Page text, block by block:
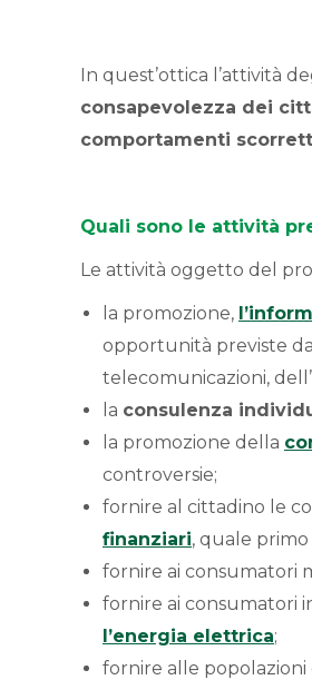
In quest’ottica l’attività
consapevolezza dei
comportamenti
Quali sono le attività
Le attività oggetto del
la promozione,
opportunità previste
telecomunicazioni,
la consulenza
la promozione della
controversie;
fornire al cittadino le
finanziari, quale
fornire ai consumatori
fornire ai consumatori
l’energia elettrica;
fornire alle